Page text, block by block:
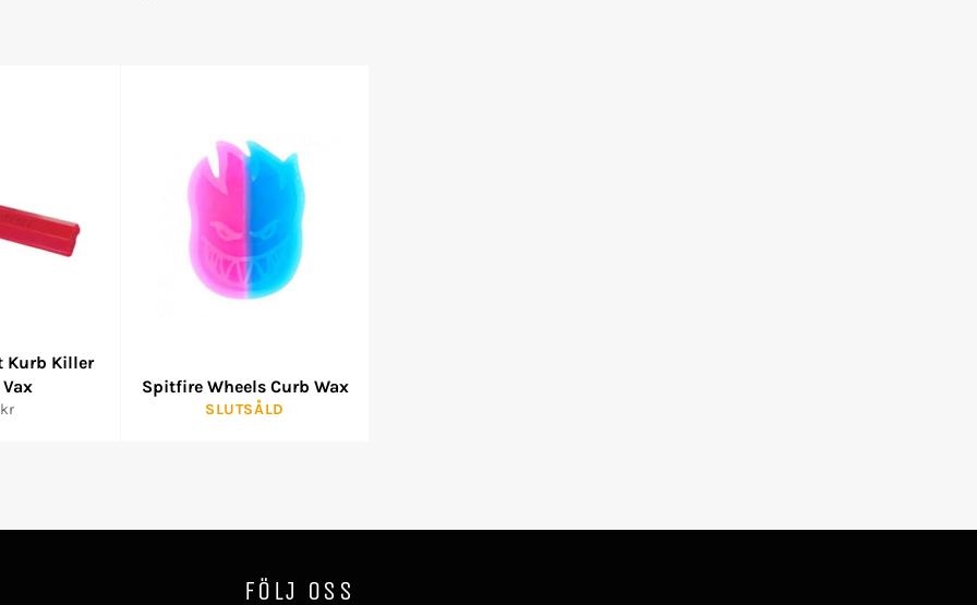
Kurb Killer
Spitfire Wheels Curb Wax
SLUTSÅLD
FÖLJ OSS